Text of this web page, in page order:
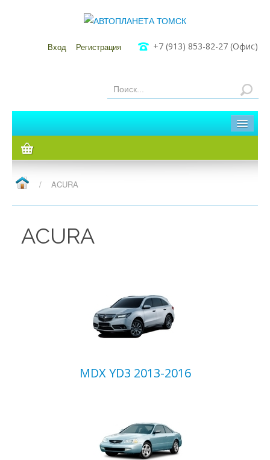
+7 (913) 853-82-27 (Офис)
Вход Регистрация
Главная
/ ACURA
Ваш E-mail *
ACURA
MDX YD3 2013-2016